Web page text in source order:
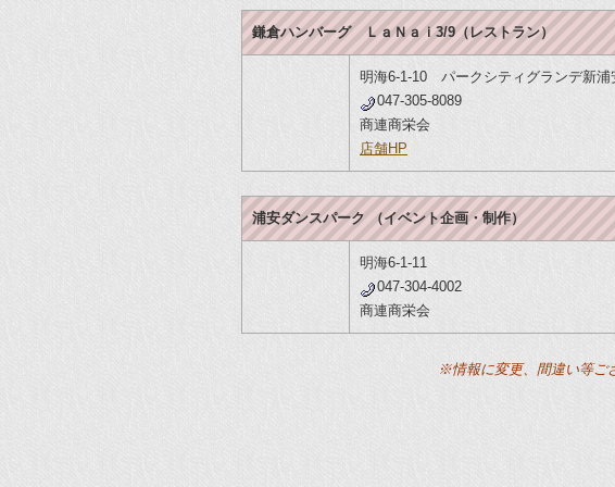
鎌倉ハンバーグ ＬａＮａｉ3/9（レストラン）
明海6-1-10 パークシティグランデ新浦
047-305-8089
商連商栄会
店舗HP
浦安ダンスパーク （イベント企画・制作）
明海6-1-11
047-304-4002
商連商栄会
※情報に変更、間違い等ご